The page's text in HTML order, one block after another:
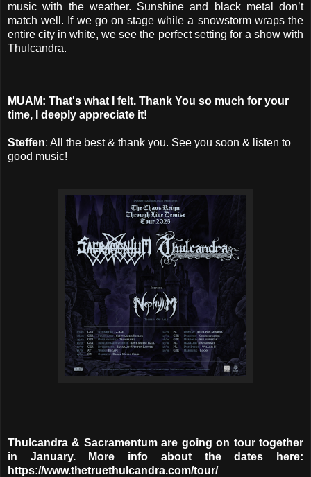
music with the weather. Sunshine and black metal don’t
match well. If we go on stage while a snowstorm wraps the
entire city in white, we see the perfect setting for a show with
Thulcandra.
MUAM: That's what I felt. Thank You so much for your
time, I deeply appreciate it!
Steffen: All the best & thank you. See you soon & listen to
good music!
Thulcandra & Sacramentum are going on tour together
in January. More info about the dates here:
https://www.thetruethulcandra.com/tour/